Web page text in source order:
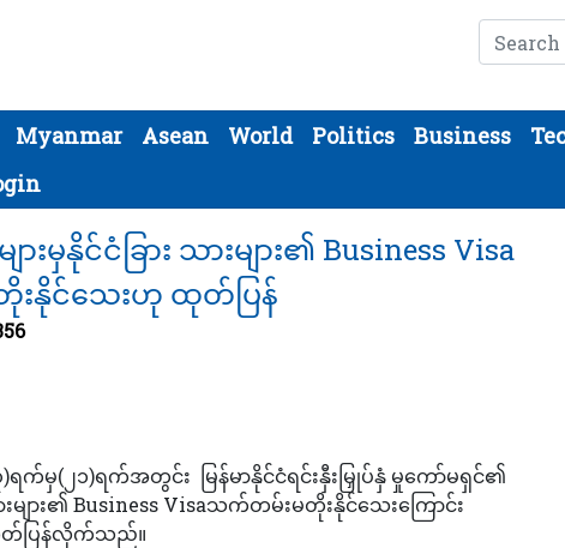
Search
Myanmar Asean World Politics Business
မှနိုင်ငံခြား သားများ၏ Business Visa
နိုင်သေးဟု ထုတ်ပြန်
က်မှ(၂၁)ရက်အတွင်း မြန်မာနိုင်ငံရင်းနှီးမြှုပ်နှံ မှုကော်မရှင်၏
များ၏ Business Visaသက်တမ်းမတိုးနိုင်သေးကြောင်း
ထုတ်ပြန်လိုက်သည်။